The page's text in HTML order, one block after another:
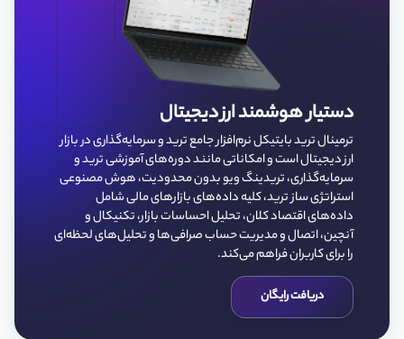
دستیار هوشمند ارز دیجیتال
ترمینال ترید بایتیکل نرم‌افزار جامع ترید و سرمایه‌گذاری در بازار
ارز دیجیتال است و امکاناتی مانند دوره‌های آموزشی ترید و
سرمایه‌گذاری، تریدینگ ویو بدون محدودیت، هوش مصنوعی
استراتژی ساز ترید، کلیه داده‌‌های بازارهای مالی شامل
داده‌های اقتصاد کلان، تحلیل احساسات بازار، تکنیکال و
آنچین، اتصال و مدیریت حساب صرافی‌ها و تحلیل‌های لحظه‌ای
را برای کاربران فراهم می‌کند.
دریافت رایگان